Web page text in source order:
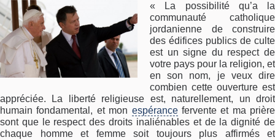
« La possibilité qu’a la
communauté catholique
jordanienne de construire
des édifices publics de culte
est un signe du respect de
votre pays pour la religion, et
en son nom, je veux dire
combien cette ouverture est
appréciée. La liberté religieuse est, naturellement, un droit
humain fondamental, et mon espérancefervente et ma prière
sont que le respect des droits inaliénables et de la dignité de
chaque homme et femme soit toujours plus affirmés et